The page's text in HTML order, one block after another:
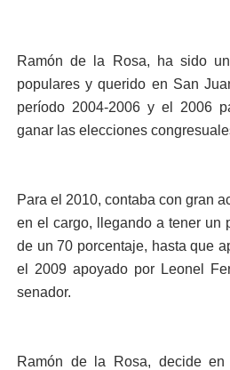
Ramón de la Rosa, ha sido
populares y querido en San
período 2004-2006 y el 2006
ganar las elecciones
Para el 2010, contaba con gran
en el cargo, llegando a tener un
de un 70 porcentaje, hasta que
el 2009 apoyado por Leonel
senador.
Ramón de la Rosa, decide en